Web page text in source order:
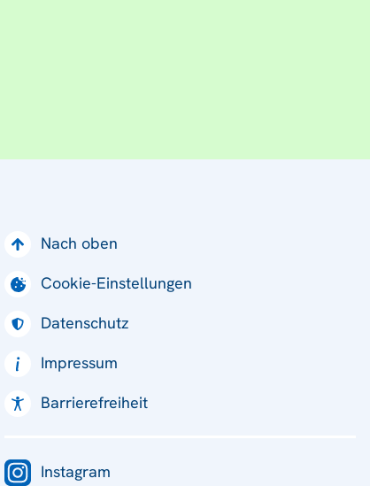
Nach oben
Cookie-Einstellungen
Datenschutz
Impressum
Barrierefreiheit
Instagram